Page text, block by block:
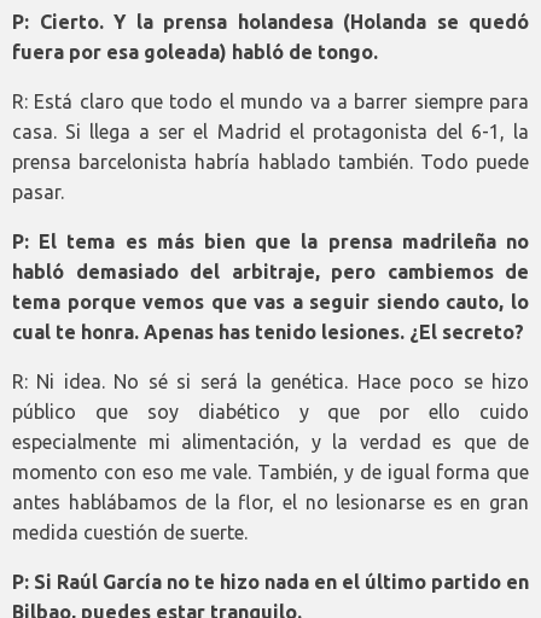
P: Cierto. Y la prensa holandesa (Holanda se quedó
fuera por esa goleada) habló de tongo.
R: Está claro que todo el mundo va a barrer siempre para
casa. Si llega a ser el Madrid el protagonista del 6-1, la
prensa barcelonista habría hablado también. Todo puede
pasar.
P: El tema es más bien que la prensa madrileña no
habló demasiado del arbitraje, pero cambiemos de
tema porque vemos que vas a seguir siendo cauto, lo
cual te honra. Apenas has tenido lesiones. ¿El secreto?
R: Ni idea. No sé si será la genética. Hace poco se hizo
público que soy diabético y que por ello cuido
especialmente mi alimentación, y la verdad es que de
momento con eso me vale. También, y de igual forma que
antes hablábamos de la flor, el no lesionarse es en gran
medida cuestión de suerte.
P: Si Raúl García no te hizo nada en el último partido en
Bilbao, puedes estar tranquilo.